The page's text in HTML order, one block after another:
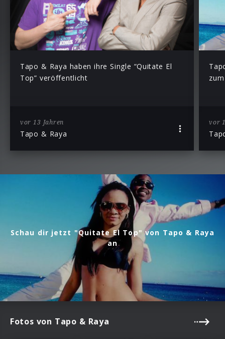
Tapo & Raya haben ihre Single “Quitate El
Top” veröffentlicht
vor 13 Jahren
Tapo & Raya
vor
Schau dir jetzt "Quitate El Top" von Tapo & Raya
an
Fotos von Tapo & Raya